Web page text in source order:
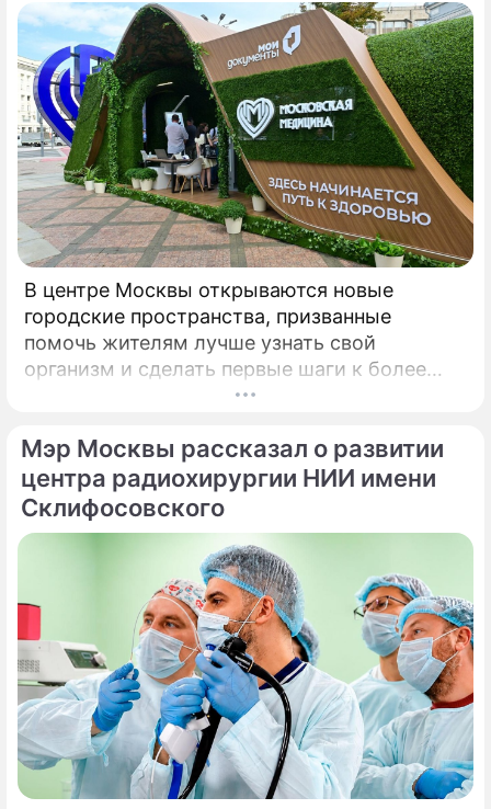
В центре Москвы открываются новые
городские пространства, призванные
помочь жителям лучше узнать свой
организм и сделать первые шаги к более
осознанному отношению к здоровью. Речь
начинают работу на столичных бульварах в
рамках масштабного городского проекта
«Лето в Москве».
Мэр Москвы рассказал о развитии
центра радиохирургии НИИ имени
Склифосовского